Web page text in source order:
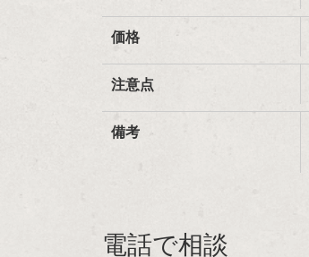
価格
注意点
備考
電話で相談